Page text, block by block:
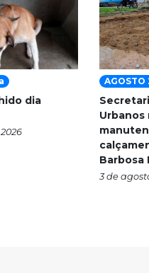
dia
AGOSTO
Urbanos
Barbosa
3 de